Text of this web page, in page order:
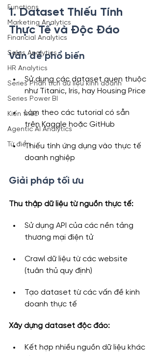
Functions
Marketing Analytics
Financial Analytics
Sales Analytics
HR Analytics
Series Phân tích dữ liệu kinh doanh
Series Power BI
Kiến thức
Agentic AI Analytics
Từ điển
1. Dataset Thiếu Tính
Thực Tế và Độc Đáo
Vấn đề phổ biến
Sử dụng các dataset quen thuộc
như Titanic, Iris, hay Housing Price
Làm theo các tutorial có sẵn
trên Kaggle hoặc GitHub
Thiếu tính ứng dụng vào thực tế
doanh nghiệp
Giải pháp tối ưu
Thu thập dữ liệu từ nguồn thực tế:
Sử dụng API của các nền tảng
thương mại điện tử
Crawl dữ liệu từ các website
(tuân thủ quy định)
Tạo dataset từ các vấn đề kinh
doanh thực tế
Xây dựng dataset độc đáo:
Kết hợp nhiều nguồn dữ liệu khác